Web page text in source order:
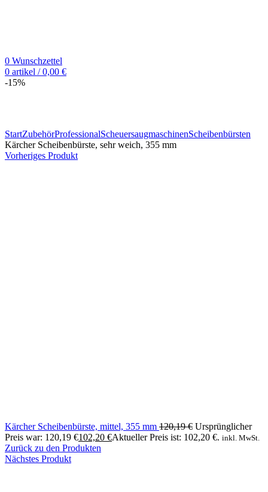
0 Wunschzettel
0 artikel / 0,00 €
-15%
StartZubehörProfessionalScheuersaugmaschinenScheibenbürsten
Kärcher Scheibenbürste, sehr weich, 355 mm
Vorheriges Produkt
Kärcher Scheibenbürste, mittel, 355 mm 120,19€ Ursprünglicher
Preis war: 120,19 €102,20 €Aktueller Preis ist: 102,20 €. inkl. MwSt.
Zurück zu den Produkten
Nächstes Produkt